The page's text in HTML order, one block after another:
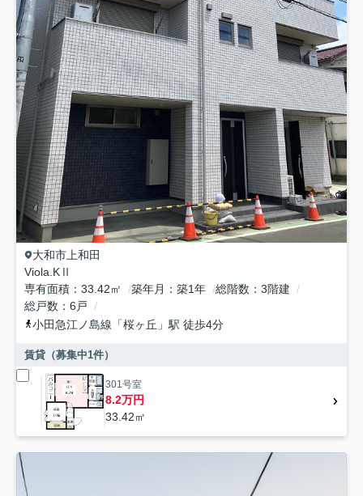
大和市 上和田
Viola.KⅡ
専有面積
33.42㎡ 築年月 築1年 総階数
3階建
総戸数
6戸
小田急江ノ島線 「桜ヶ丘 」駅 徒歩4分
賃貸（募集中1件）
301号室
8.2万円
33.42㎡